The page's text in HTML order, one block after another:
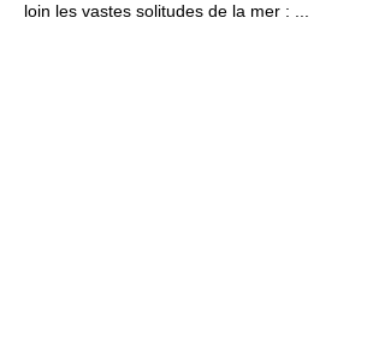
loin les vastes solitudes de la mer : ...